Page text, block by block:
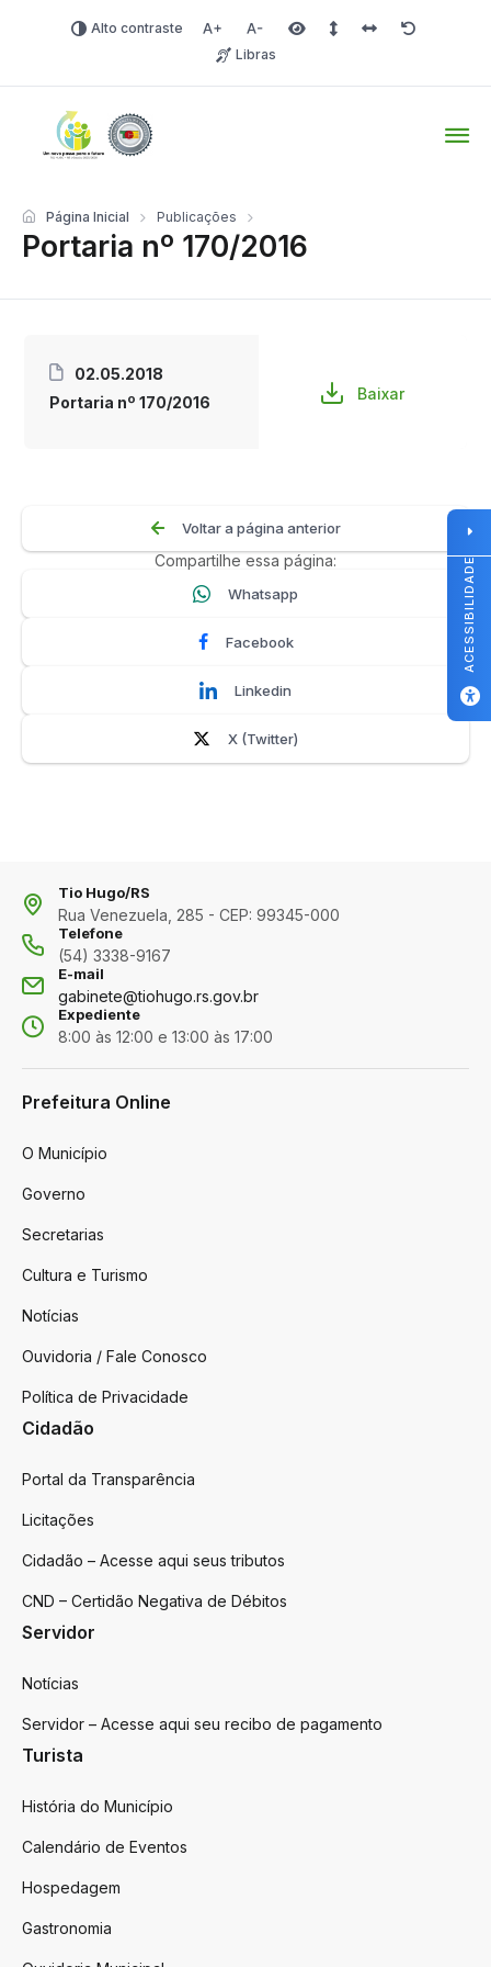
Alto contraste Aumentar fonte
Diminuir fonteÁrea selecionada
Espaçamento de linha
Espaço dos
Redefinir
Libras
Portaria nº 170/2016
Página Inicial Publicações
02.05.2018
Portaria nº 170/2016
Baixar
Voltar a página anterior
Compartilhe essa página:
Whatsapp
Facebook
Linkedin
X (Twitter)
Tio Hugo/RS
Rua Venezuela, 285 - CEP: 99345-000
Telefone
(54) 3338-9167
E-mail
gabinete@tiohugo.rs.gov.br
Expediente
8:00 às 12:00 e 13:00 às 17:00
Prefeitura Online
O Município
Governo
Secretarias
Cultura e Turismo
Notícias
Ouvidoria / Fale Conosco
Política de Privacidade
Cidadão
Portal da Transparência
Licitações
Cidadão – Acesse aqui seus tributos
CND – Certidão Negativa de Débitos
Servidor
Notícias
Servidor – Acesse aqui seu recibo de pagamento
Turista
História do Município
Calendário de Eventos
Hospedagem
Gastronomia
ACESSIBILIDADE